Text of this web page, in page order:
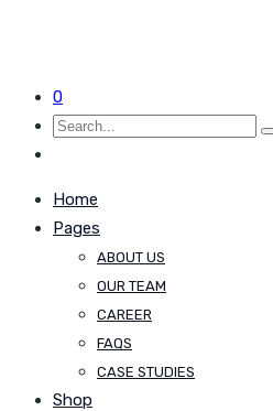
0
Home
Pages
ABOUT US
OUR TEAM
CAREER
FAQS
CASE STUDIES
Shop